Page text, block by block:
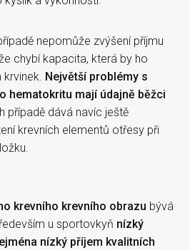
nepomůže zvýšení příjmu
chybí kapacita, která by ho
Největší problémy s
hematokritu mají údajně běžci
případě dává navíc ještě
krevních elementů otřesy při
krevního krevního obrazu bývá
u sportovkyň nízký
nízký příjem kvalitních